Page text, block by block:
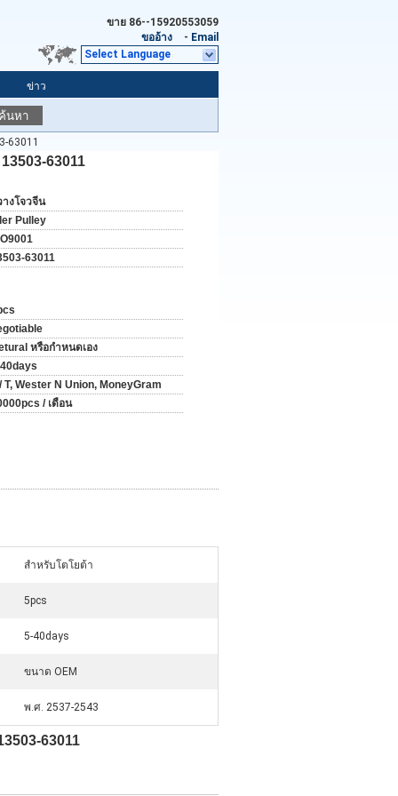
ขาย 86--15920553059
ขออ้าง
- Email
Select Language
ข่าว
ค้นหา
63011
63011
างโจวจีน
Pulley
63011
หรือกำหนดเอง
T, Wester N Union, MoneyGram
/ เดือน
สำหรับโตโยต้า
5pcs
5-40days
ขนาด OEM
พ.ศ. 2537-2543
63011